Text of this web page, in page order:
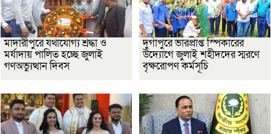
মাদারীপুরে যথাযোগ্য শ্রদ্ধা ও
মর্যাদায় পালিত হচ্ছে জুলাই
গণঅভ্যুত্থান দিবস
দুর্গাপুরে ভারপ্রাপ্ত স্পিকারের
উদ্যোগে জুলাই শহীদদের স্মরণে
বৃক্ষরোপণ কর্মসূচি